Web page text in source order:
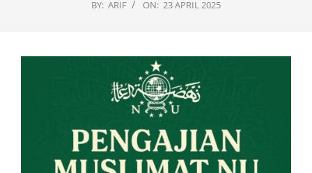
BY: ARIF ON: 23 APRIL 2025